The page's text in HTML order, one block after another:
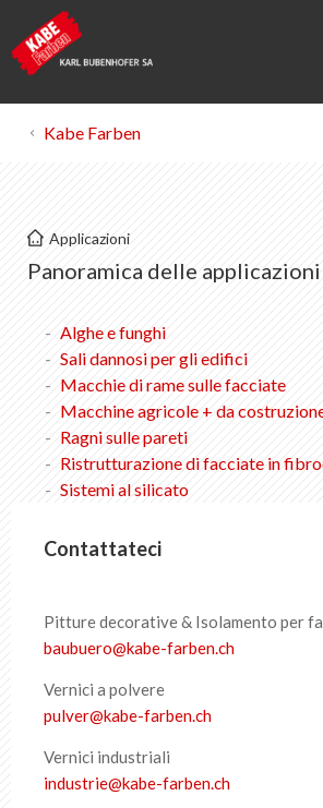
Esterno
Sali dannosi per gli edifici
Macchie di rame sulle facciate
Macchine per l'agricoltura + l'edilizia
Ristrutturazione di facciate in
Sistemi al silicato
Lista dei preferiti
Download
Punti vendita
Kabe Farben
Applicazioni
Panoramica delle
Alghe e funghi
Sali dannosi per gli edifici
Macchie di rame sulle facciate
Macchine agricole + da
Ragni sulle pareti
Ristrutturazione di facciate in
Sistemi al silicato
Contattateci
Pitture decorative & Isolamento per
baubuero@kabe-farben.ch
Vernici a polvere
pulver@kabe-farben.ch
Vernici industriali
industrie@kabe-farben.ch